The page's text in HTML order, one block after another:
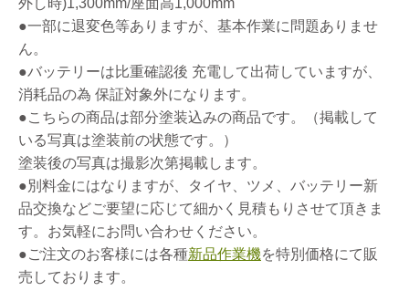
外し時)1,300mm/座面高1,000mm
●一部に退変色等ありますが、基本作業に問題ありませ
ん。
●バッテリーは比重確認後 充電して出荷していますが、
消耗品の為 保証対象外になります。
●こちらの商品は部分塗装込みの商品です。（掲載して
いる写真は塗装前の状態です。）
塗装後の写真は撮影次第掲載します。
●別料金にはなりますが、タイヤ、ツメ、バッテリー新
品交換などご要望に応じて細かく見積もりさせて頂きま
す。お気軽にお問い合わせください。
●ご注文のお客様には各種新品作業機を特別価格にて販
売しております。